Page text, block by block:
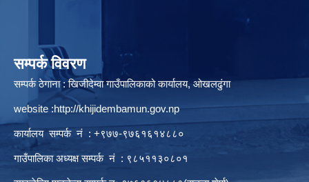
सम्पर्क विवरण
सम्पर्क ठेगाना : खिजीदेम्वा गाउँपालिकाको कार्यालय, ओखलढुंगा
website :http://khijidembamun.gov.np
कार्यालय सम्पर्क नं : +९७७-९७६१६१४८८०
गाउँपालिका अध्यक्ष सम्पर्क नं : ९८५११३०८०१